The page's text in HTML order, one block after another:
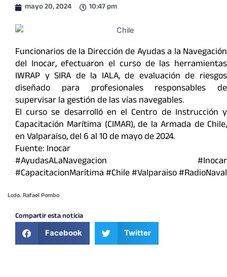
mayo 20, 2024 10:47 pm
Funcionarios de la Dirección de Ayudas a la Navegación
del Inocar, efectuaron el curso de las herramientas
IWRAP y SIRA de la IALA, de evaluación de riesgos
diseñado para profesionales responsables de
supervisar la gestión de las vías navegables.
El curso se desarrolló en el Centro de Instrucción y
Capacitación Marítima (CIMAR), de la Armada de Chile,
en Valparaíso, del 6 al 10 de mayo de 2024.
Fuente: Inocar
#AyudasALaNavegacion #Inocar
#CapacitacionMaritima #Chile #Valparaiso #RadioNaval
Lcdo. Rafael Pombo
Compartir esta noticia
Facebook Twitter